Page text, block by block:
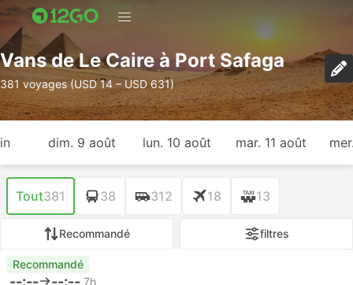
Vans de Le Caire à Port Safaga
381 voyages (USD 14 – USD 631)
dim. 9 août lun. 10 août mar. 11 août
Tout381 38 312 18 13
Recommandé filtres
Recommandé
--:-- --:-- 7h